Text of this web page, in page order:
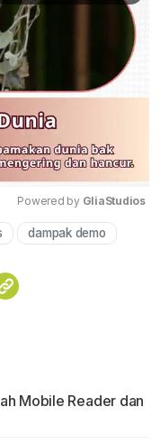
Mute
Powered by GliaStudios
dampak demo
Mobile Reader dan